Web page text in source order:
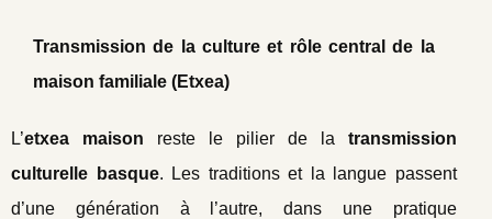
Transmission de la culture et rôle central de la
maison familiale (Etxea)
L’etxea maison reste le pilier de la transmission
culturelle basque. Les traditions et la langue passent
d’une génération à l’autre, dans une pratique